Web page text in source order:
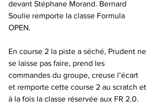
devant Stéphane Morand. Bernard
Soulie remporte la classe Formula
OPEN.
En course 2 la piste a séché, Prudent ne
se laisse pas faire, prend les
commandes du groupe, creuse l’écart
et remporte cette course 2 au scratch et
à la fois la classe réservée aux FR 2.0.